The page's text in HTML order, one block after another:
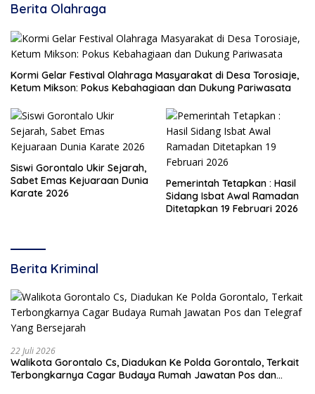
Berita Olahraga
Kormi Gelar Festival Olahraga Masyarakat di Desa Torosiaje,
Ketum Mikson: Pokus Kebahagiaan dan Dukung Pariwasata
Siswi Gorontalo Ukir Sejarah,
Sabet Emas Kejuaraan Dunia
Karate 2026
Pemerintah Tetapkan : Hasil
Sidang Isbat Awal Ramadan
Ditetapkan 19 Februari 2026
Berita Kriminal
22 Juli 2026
Walikota Gorontalo Cs, Diadukan Ke Polda Gorontalo, Terkait
Terbongkarnya Cagar Budaya Rumah Jawatan Pos dan